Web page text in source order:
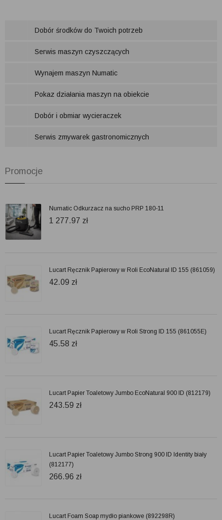
Dobór środków do Twoich potrzeb
Serwis maszyn czyszczących
Wynajem maszyn Numatic
Pokaz działania maszyn na obiekcie
Dobór i obmiar wycieraczek
Serwis zmywarek gastronomicznych
Promocje
Numatic Odkurzacz na sucho PRP 180-11
1 277.97 zł
Lucart Ręcznik Papierowy w Roli EcoNatural ID 155 (861059)
42.09 zł
Lucart Ręcznik Papierowy w Roli Strong ID 155 (861055E)
45.58 zł
Lucart Papier Toaletowy Jumbo EcoNatural 900 ID (812179)
243.59 zł
Lucart Papier Toaletowy Jumbo Strong 900 ID Identity biały
(812177)
266.96 zł
Lucart Foam Soap mydło piankowe (892298R)